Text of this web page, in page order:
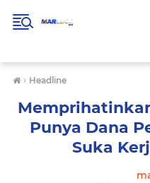
› Headline
Punya Dana
Suka